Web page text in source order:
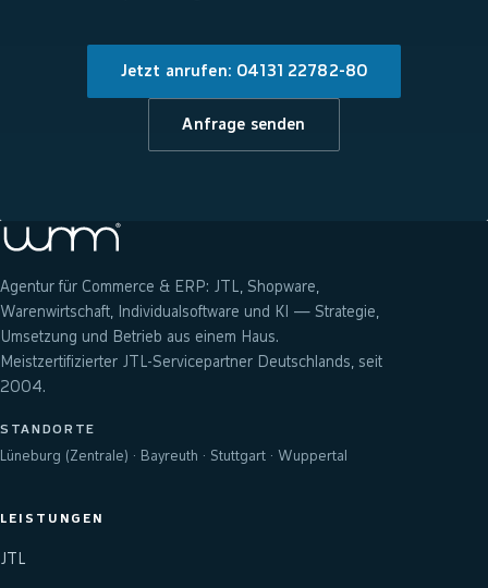
Jetzt anrufen: 04131 22782-80
Anfrage senden
Agentur für Commerce & ERP: JTL, Shopware,
Warenwirtschaft, Individualsoftware und KI — Strategie,
Umsetzung und Betrieb aus einem Haus.
Meistzertifizierter JTL-Servicepartner Deutschlands, seit
2004.
STANDORTE
Lüneburg (Zentrale) · Bayreuth · Stuttgart · Wuppertal
LEISTUNGEN
JTL